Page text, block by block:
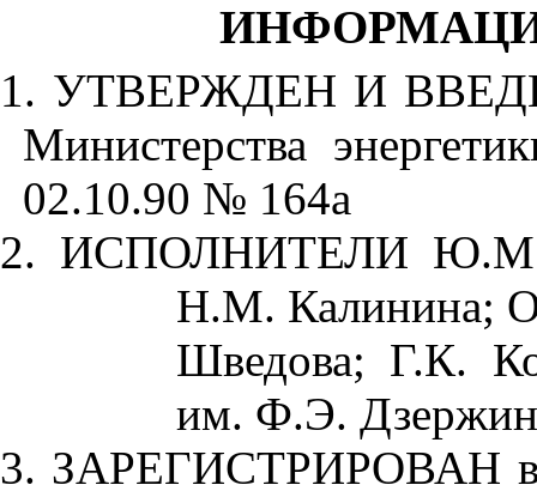
1. УТВЕРЖДЕН И
Министерства
02.10.90 № 164а
2. ИСПОЛНИТЕЛИ Ю.М.
Н.М. Калинина;
Шведова; Г.К.
им. Ф.Э.
3. ЗАРЕГИСТРИРОВАН в